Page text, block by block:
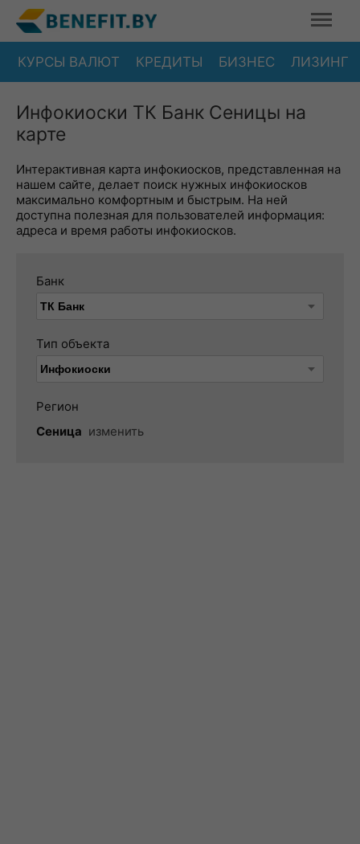
КУРСЫ ВАЛЮТ КРЕДИТЫ БИЗНЕС ЛИЗИНГ
Инфокиоски ТК Банк Сеницы на
карте
Интерактивная карта инфокиосков, представленная на
нашем сайте, делает поиск нужных инфокиосков
максимально комфортным и быстрым. На ней
доступна полезная для пользователей информация:
адреса и время работы инфокиосков.
Банк
Тип объекта
Регион
Сеница изменить